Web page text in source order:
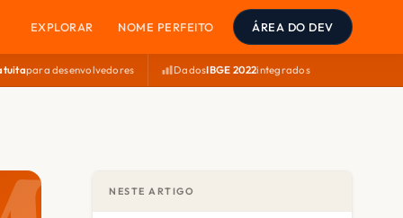
EXPLORAR NOME PERFEITO ÁREA DO DEV
para desenvolvedores DadosIBGE 2022integrados
NESTE ARTIGO